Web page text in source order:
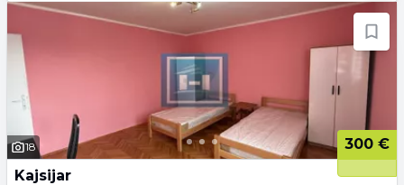
18
300 €
Kajsijar